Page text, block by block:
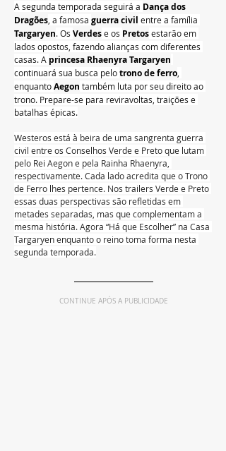
A segunda temporada seguirá a Dança dos
Dragões , a famosa guerra civil entre a família
Targaryen. Os Verdes e os Pretos estarão em
lados opostos, fazendo alianças com diferentes
casas. A princesa Rhaenyra Targaryen
continuará sua busca pelo trono de ferro
enquanto Aegon também luta por seu direito ao
trono. Prepare-se para reviravoltas, traições e
batalhas épicas.
Westeros está à beira de uma sangrenta guerra
civil entre os Conselhos Verde e Preto que lutam
pelo Rei Aegon e pela Rainha Rhaenyra,
respectivamente. Cada lado acredita que o Trono
de Ferro lhes pertence. Nos trailers Verde e Preto
essas duas perspectivas são refletidas em
metades separadas, mas que complementam a
mesma história. Agora “Há que Escolher” na Casa
Targaryen enquanto o reino toma forma nesta
segunda temporada.
CONTINUE APÓS A PUBLICIDADE